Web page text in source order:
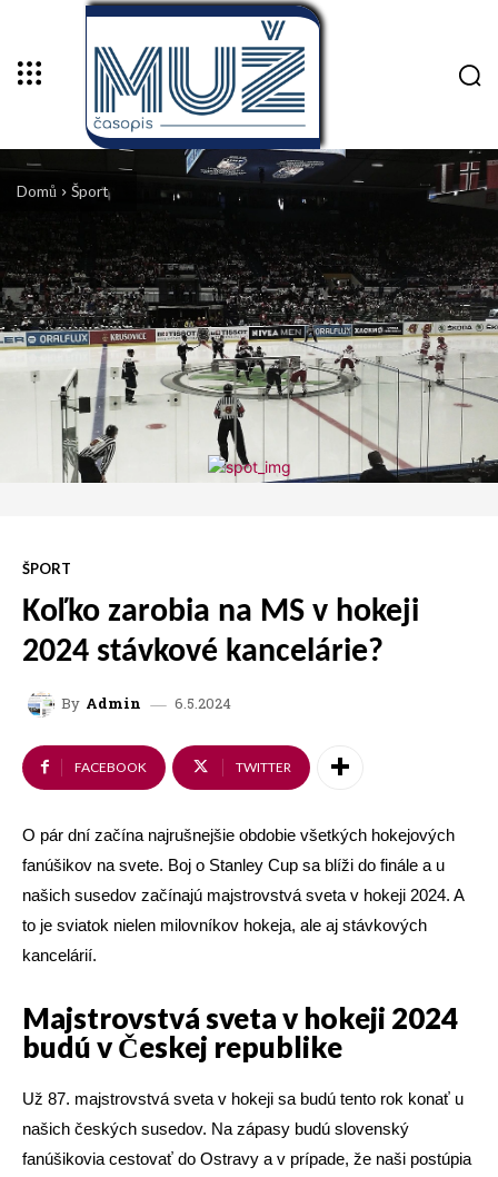
Domů Šport
ŠPORT
Koľko zarobia na MS v hokeji
2024 stávkové kancelárie?
By Admin 6.5.2024
FACEBOOK TWITTER
O pár dní začína najrušnejšie obdobie všetkých hokejových
fanúšikov na svete. Boj o Stanley Cup sa blíži do finále a u
našich susedov začínajú majstrovstvá sveta v hokeji 2024. A
to je sviatok nielen milovníkov hokeja, ale aj stávkových
kancelárií.
Majstrovstvá sveta v hokeji 2024
budú v Českej republike
Už 87. majstrovstvá sveta v hokeji sa budú tento rok konať u
našich českých susedov. Na zápasy budú slovenský
fanúšikovia cestovať do Ostravy a v prípade, že naši postúpia